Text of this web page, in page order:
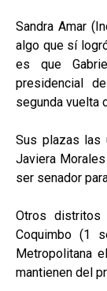
Sandra Amar
algo que sí
es que
presidencial
segunda vuelta
Sus plazas las
Javiera
ser senador
Otros
Coquimbo (1
Metropolitana
mantienen del